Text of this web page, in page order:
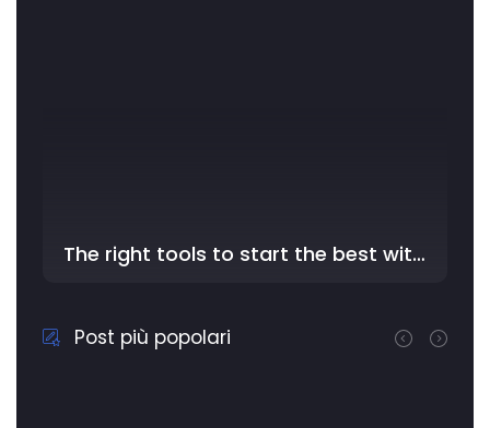
The right tools to start the best with YouDriver - In the …
Post più popolari